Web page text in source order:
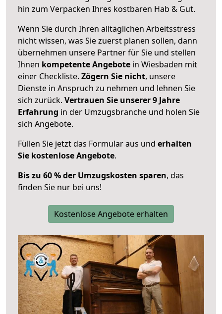
hin zum Verpacken Ihres kostbaren Hab & Gut.
Wenn Sie durch Ihren alltäglichen Arbeitsstress
nicht wissen, was Sie zuerst planen sollen, dann
übernehmen unsere Partner für Sie und stellen
Ihnen kompetente Angebote in Wiesbaden mit
einer Checkliste. Zögern Sie nicht, unsere
Dienste in Anspruch zu nehmen und lehnen Sie
sich zurück. Vertrauen Sie unserer 9 Jahre
Erfahrung in der Umzugsbranche und holen Sie
sich Angebote.
Füllen Sie jetzt das Formular aus und erhalten
Sie kostenlose Angebote.
Bis zu 60 % der Umzugskosten sparen, das
finden Sie nur bei uns!
Kostenlose Angebote erhalten